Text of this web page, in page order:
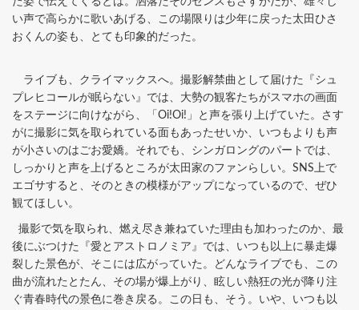
い声で高らかに歌いあげる、この場限りは少年に戻った太田ひさ
おくんの姿も、とても印象的だった。
ライブも、クライマックスへ。撮影解禁曲として届けた『シュ
プレヒコールが眠らない』では、大勢の観客たちがスマホの画面
をステージに向けながら、「Oi!Oi!」と声を張り上げていた。さす
がに撮影に気を取られている面もあったせいか、いつもよりも声
が小さいのはごお愛嬌。それでも、シンガロングのパートでは、
しっかりと声を上げるところが太田家のファンらしい。SNS上で
エゴサすると、そのときの模様がアップになっているので、ぜひ
観てほしい。
撮影で気を取られ、燃え尽き兼ねていた理由も加わったのか、最
後にぶつけた『愛とアストロノミア』では、いつも以上に暴走爆
裂した景色が、そこには広がっていた。どんなライブでも、この
曲が流れたとたん、その場が爆上がり、眩しい熱狂の光が降り注
ぐ青春時代の景色に巻き戻る。この日も、そう。いや、いつも以